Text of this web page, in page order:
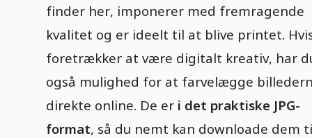
finder her, imponerer med fremragende
kvalitet og er ideelt til at blive printet.
foretrækker at være digitalt kreativ, har
også mulighed for at farvelægge
direkte online. De er i det praktiske JPG-
format, så du nemt kan downloade dem